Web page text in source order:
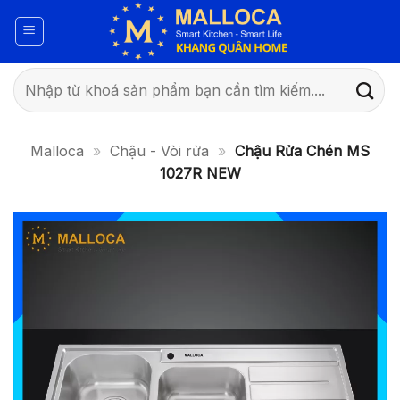
qua
dung
Tìm
kiếm:
Malloca » Chậu - Vòi rửa » Chậu Rửa Chén MS
1027R NEW